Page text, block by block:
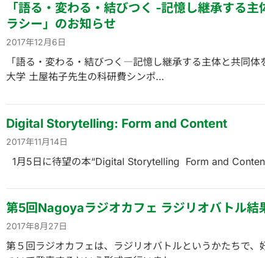
「語る・変わる・結びつく -記憶し継承する
ラシー」のお知らせ
2017年12月6日
「語る・変わる・結びつく―記憶し継承する主体と共同
大学 土屋祐子先生の科研費シンポ…
Digital Storytelling: Form and Content
2017年11月14日
1月5日に待望の本“Digital Storytelling Form and
第5回Nagoyaラジオカフェ ラジリオバトル結
2017年8月27日
第５回ラジオカフェは、ラジリオバトルというかたちで